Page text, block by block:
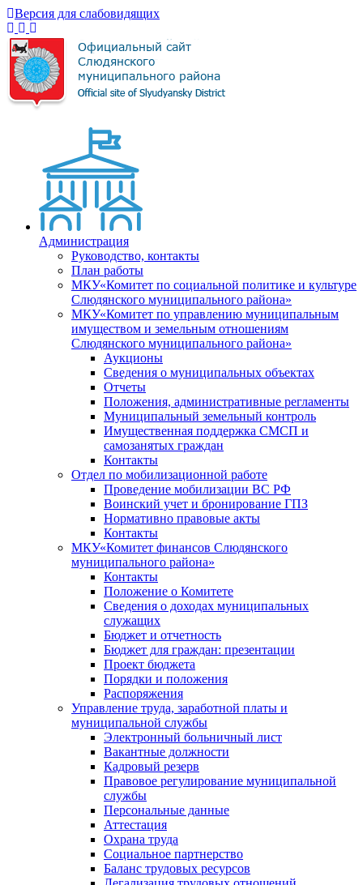
Версия для слабовидящих
Администрация
Руководство, контакты
План работы
МКУ«Комитет по социальной политике и культуре
Слюдянского муниципального района»
МКУ«Комитет по управлению муниципальным
имуществом и земельным отношениям
Слюдянского муниципального района»
Аукционы
Сведения о муниципальных объектах
Отчеты
Положения, административные регламенты
Муниципальный земельный контроль
Имущественная поддержка СМСП и
самозанятых граждан
Контакты
Отдел по мобилизационной работе
Проведение мобилизации ВС РФ
Воинский учет и бронирование ГПЗ
Нормативно правовые акты
Контакты
МКУ«Комитет финансов Слюдянского
муниципального района»
Контакты
Положение о Комитете
Сведения о доходах муниципальных
служащих
Бюджет и отчетность
Бюджет для граждан: презентации
Проект бюджета
Порядки и положения
Распоряжения
Управление труда, заработной платы и
муниципальной службы
Электронный больничный лист
Вакантные должности
Кадровый резерв
Правовое регулирование муниципальной
службы
Персональные данные
Аттестация
Охрана труда
Социальное партнерство
Баланс трудовых ресурсов